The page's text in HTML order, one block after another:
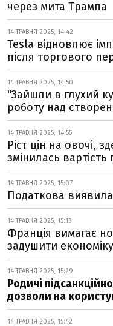
через мита Трампа
14 ТРАВНЯ 2025, 14:42
Tesla відновлює
після торгового
14 ТРАВНЯ 2025, 14:50
"Зайшли в глухий
роботу над
14 ТРАВНЯ 2025, 14:55
Ріст цін на овочі,
змінилась вартість
14 ТРАВНЯ 2025, 15:07
Податкова
14 ТРАВНЯ 2025, 15:13
Франція вимагає
задушити економіку
14 ТРАВНЯ 2025, 15:29
Родичі
дозволи на
14 ТРАВНЯ 2025, 15:42